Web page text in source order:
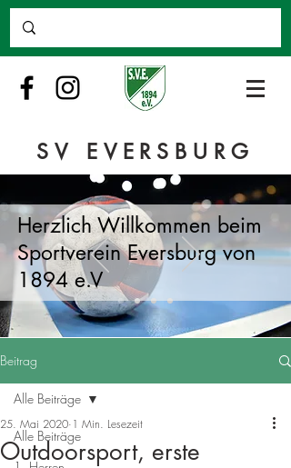
SV EVERSBURG
Herzlich Willkommen beim
Sportverein Eversburg von
1894 e.V
Beitrag
Alle Beiträge
Alle Beiträge
Outdoorsport, erste
25. Mai 2020 1 Min. Lesezeit